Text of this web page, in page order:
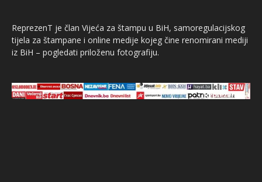
ReprezenT je član Vijeća za štampu u BiH, samoregulacijskog
tijela za štampane i online medije kojeg čine renomirani mediji
iz BiH – pogledati priloženu fotografiju.